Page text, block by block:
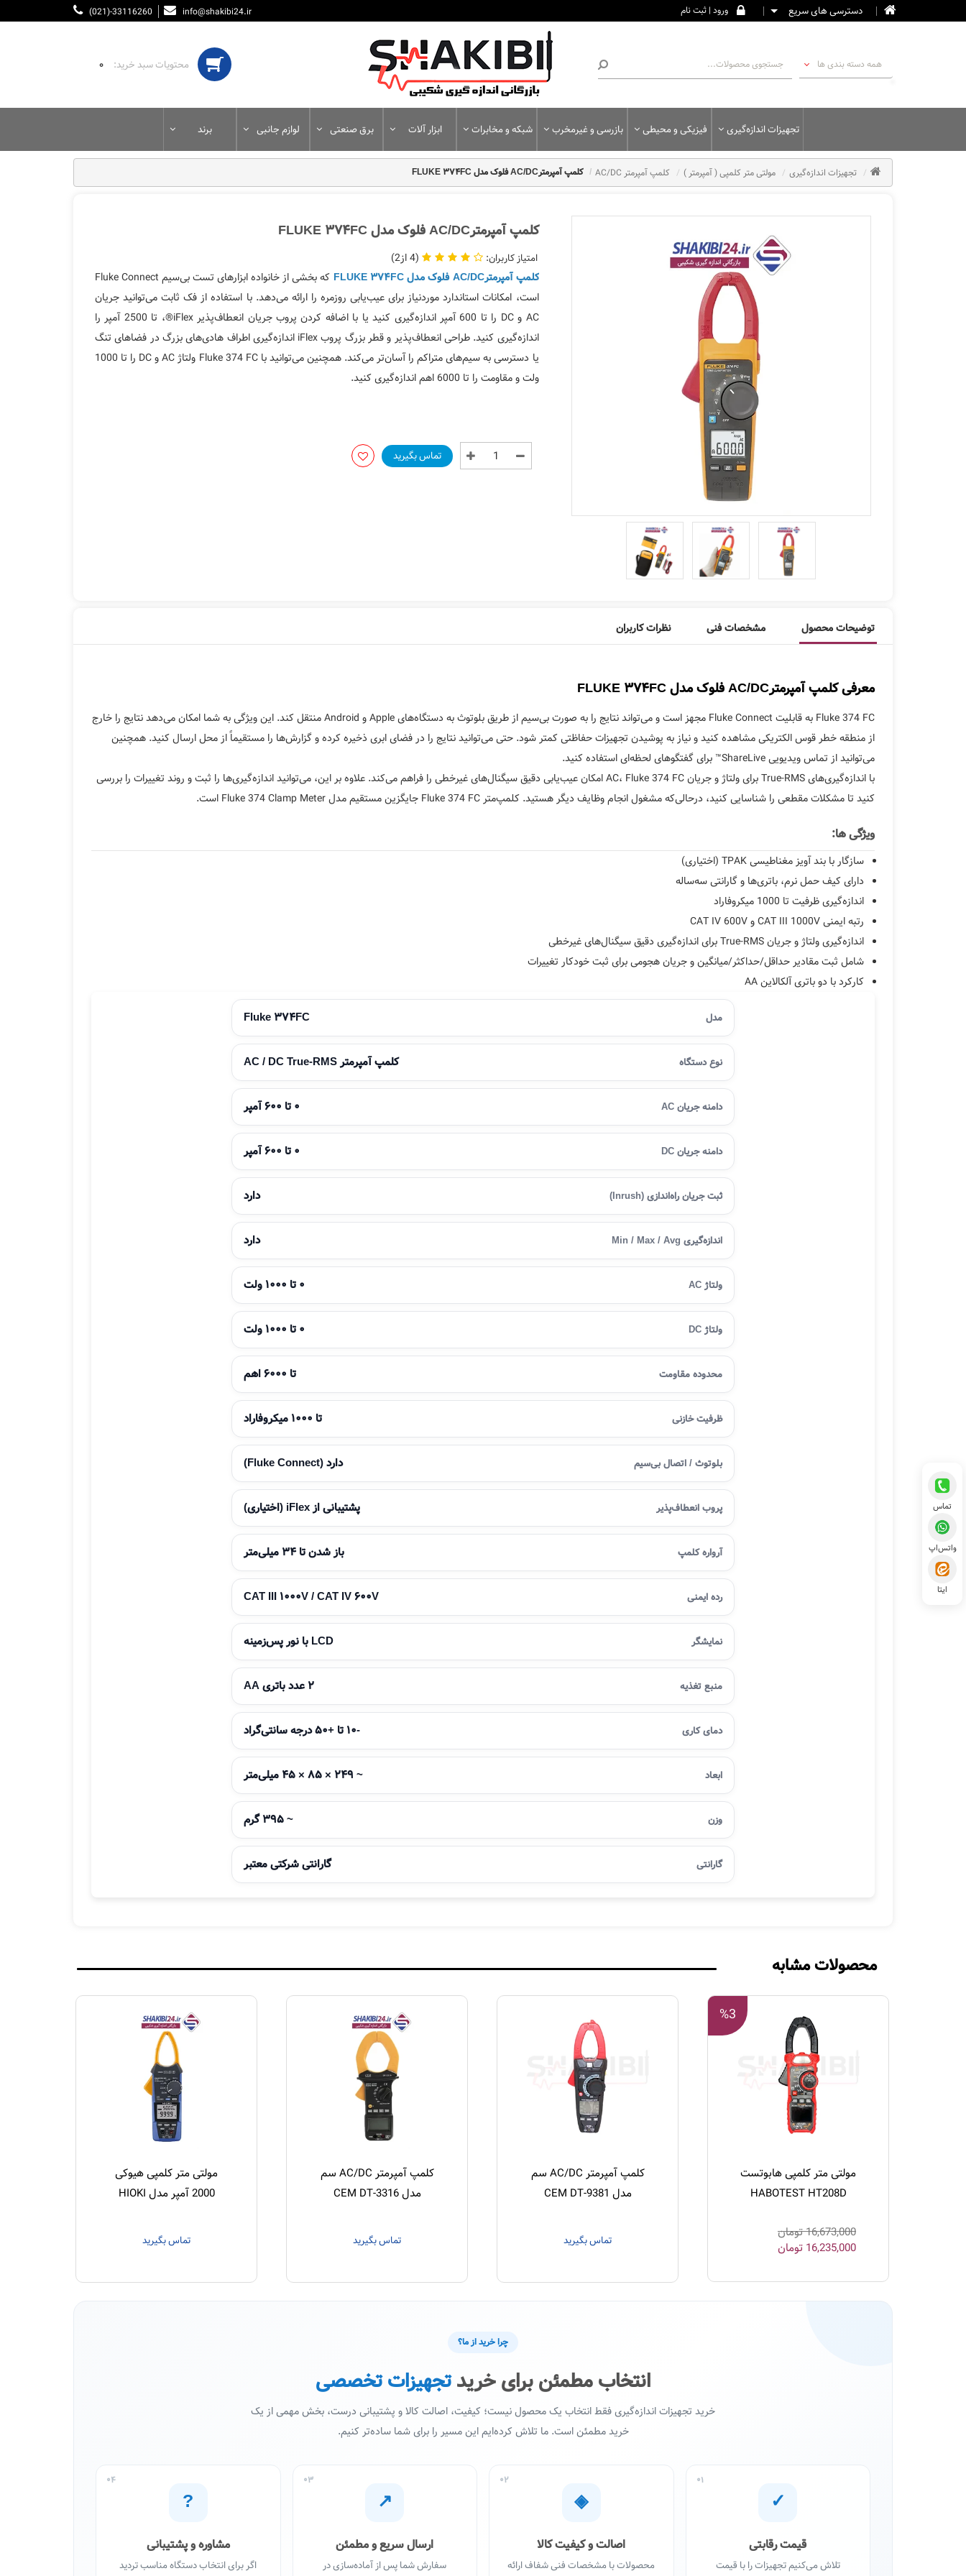
دسترسی های سریع ورود | ثبت نام (021)-33116260 info@shakibi24.ir
همه دسته بندی ها ۰
تجهیزات اندازه‌گیری فیزیکی و محیطی بازرسی و غیرمخرب شبکه و مخابرات ابزار آلات برق صنعتی لوازم جانبی برند
تجهیزات اندازه‌گیری مولتی متر کلمپی ( آمپرمتر ) کلمپ آمپرمتر AC/DC کلمپ آمپرمترAC/DC فلوک مدل FLUKE 374FC
کلمپ آمپرمترAC/DC فلوک مدل FLUKE 374FC
4
2
کلمپ آمپرمترAC/DC فلوک مدل FLUKE 374FC
که بخشی از خانواده ابزارهای تست بی‌سیم Fluke Connect
است، امکانات استاندارد موردنیاز برای عیب‌یابی روزمره را ارائه می‌دهد. با استفاده از فک ثابت می‌توانید جریان
AC و DC را تا 600 آمپر اندازه‌گیری کنید یا با اضافه کردن پروب جریان انعطاف‌پذیر iFlex®، تا 2500 آمپر را
اندازه‌گیری کنید. طراحی انعطاف‌پذیر و قطر بزرگ پروب iFlex اندازه‌گیری اطراف هادی‌های بزرگ در فضاهای تنگ
یا دسترسی به سیم‌های متراکم را آسان‌تر می‌کند. همچنین می‌توانید با Fluke 374 FC ولتاژ AC و DC را تا 1000
ولت و مقاومت را تا 6000 اهم اندازه‌گیری کنید.
تماس بگیرید
توضیحات محصول مشخصات فنی نظرات کاربران
معرفی کلمپ آمپرمترAC/DC فلوک مدل FLUKE 374FC
Fluke 374 FC به قابلیت Fluke Connect مجهز است و می‌تواند نتایج را به صورت بی‌سیم از طریق بلوتوث به دستگاه‌های Apple و Android منتقل کند. این ویژگی به شما امکان می‌دهد نتایج را خارج
از منطقه خطر قوس الکتریکی مشاهده کنید و نیاز به پوشیدن تجهیزات حفاظتی کمتر شود. حتی می‌توانید نتایج را در فضای ابری ذخیره کرده و گزارش‌ها را مستقیماً از محل ارسال کنید. همچنین
می‌توانید از تماس ویدیویی ShareLive™ برای گفتگوهای لحظه‌ای استفاده کنید.
با اندازه‌گیری‌های True-RMS برای ولتاژ و جریان AC، Fluke 374 FC امکان عیب‌یابی دقیق سیگنال‌های غیرخطی را فراهم می‌کند. علاوه بر این، می‌توانید اندازه‌گیری‌ها را ثبت و روند تغییرات را بررسی
کنید تا مشکلات مقطعی را شناسایی کنید، درحالی‌که مشغول انجام وظایف دیگر هستید. کلمپ‌متر Fluke 374 FC جایگزین مستقیم مدل Fluke 374 Clamp Meter است.
ویژگی ها:
سازگار با بند آویز مغناطیسی TPAK (اختیاری)
دارای کیف حمل نرم، باتری‌ها و گارانتی سه‌ساله
اندازه‌گیری ظرفیت تا 1000 میکروفاراد
رتبه ایمنی CAT III 1000V و CAT IV 600V
اندازه‌گیری ولتاژ و جریان True-RMS برای اندازه‌گیری دقیق سیگنال‌های غیرخطی
شامل ثبت مقادیر حداقل/حداکثر/میانگین و جریان هجومی برای ثبت خودکار تغییرات
کارکرد با دو باتری آلکالاین AA
مدل Fluke 374FC
نوع دستگاه کلمپ آمپرمتر AC / DC True-RMS
دامنه جریان AC 0 تا 600 آمپر
دامنه جریان DC 0 تا 600 آمپر
ثبت جریان راه‌اندازی (Inrush) دارد
اندازه‌گیری Min / Max / Avg دارد
ولتاژ AC 0 تا 1000 ولت
ولتاژ DC 0 تا 1000 ولت
محدوده مقاومت تا 6000 اهم
ظرفیت خازنی تا 1000 میکروفاراد
بلوتوث / اتصال بی‌سیم دارد (Fluke Connect)
پروب انعطاف‌پذیر پشتیبانی از iFlex (اختیاری)
آرواره کلمپ باز شدن تا 34 میلی‌متر
رده ایمنی CAT III 1000V / CAT IV 600V
نمایشگر LCD با نور پس‌زمینه
منبع تغذیه 2 عدد باتری AA
دمای کاری -10 تا +50 درجه سانتی‌گراد
ابعاد ~ 249 × 85 × 45 میلی‌متر
وزن ~ 395 گرم
گارانتی گارانتی شرکتی معتبر
محصولات مشابه
%3
مولتی متر کلمپی هابوتست
HABOTEST HT208D
16,673,000تومان
16,235,000 تومان
کلمپ آمپرمتر AC/DC سم
مدل CEM DT-9381
تماس بگیرید
کلمپ آمپرمتر AC/DC سم
مدل CEM DT-3316
تماس بگیرید
مولتی متر کلمپی هیوکی
2000 آمپر مدل HIOKI
تماس بگیرید
تماس
واتس‌اپ
ایتا
چرا خرید از ما؟
انتخاب مطمئن برای خریدتجهیزات تخصصی
خرید تجهیزات اندازه‌گیری فقط انتخاب یک محصول نیست؛ کیفیت، اصالت کالا و پشتیبانی درست، بخش مهمی از یک
خرید مطمئن است. ما تلاش کرده‌ایم این مسیر را برای شما ساده‌تر کنیم.
01
✓
قیمت رقابتی
تلاش می‌کنیم تجهیزات را با قیمت
02
◈
اصالت و کیفیت کالا
محصولات با مشخصات فنی شفاف ارائه
03
↗
ارسال سریع و مطمئن
سفارش شما پس از آماده‌سازی در
04
?
مشاوره و پشتیبانی
اگر برای انتخاب دستگاه مناسب تردید